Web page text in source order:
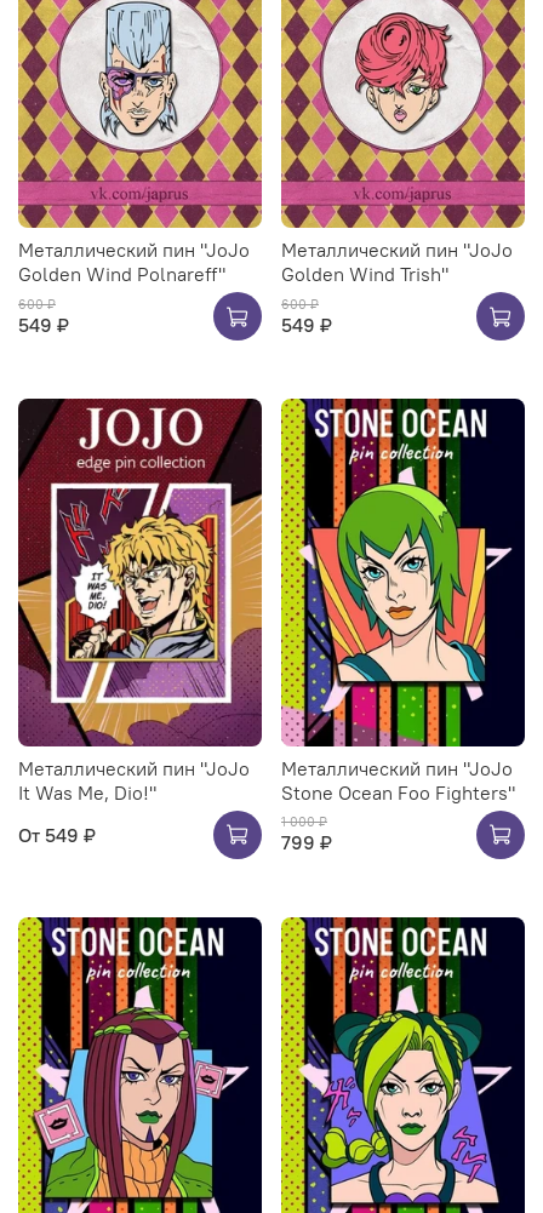
Металлический пин "JoJo
Golden Wind Polnareff"
600 ₽
549 ₽
Металлический пин "JoJo
Golden Wind Trish"
600 ₽
549 ₽
Металлический пин "JoJo
It Was Me, Dio!"
От 549 ₽
Металлический пин "JoJo
Stone Ocean Foo Fighters"
1 000 ₽
799 ₽